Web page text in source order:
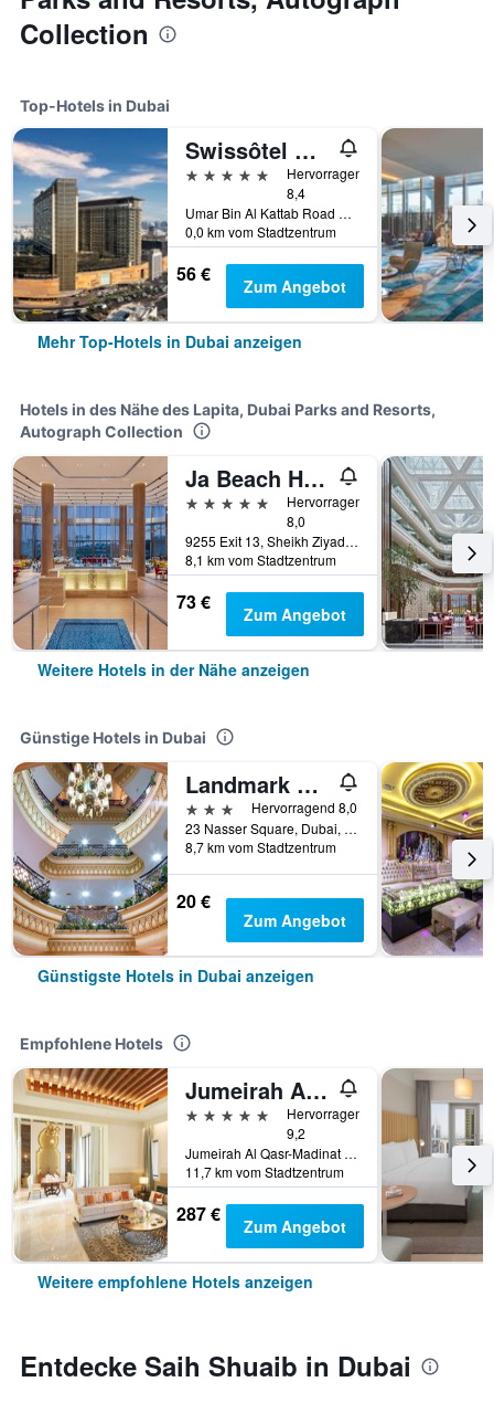
Collection
Top-Hotels in Dubai
Swissôtel Al Ghurair
5 Sterne
Hervorragend
8,4
Umar Bin Al Kattab Road 42933166, 42933166, Dubai, Vereinigte Arabische Emirate
0,0 km vom Stadtzentrum
56 € Zum Angebot
Mehr Top-Hotels in Dubai anzeigen
Hotels in des Nähe des Lapita, Dubai Parks and Resorts,
Autograph Collection
Ja Beach Hotel, Dubai
5 Sterne
Hervorragend
8,0
9255 Exit 13, Sheikh Ziyad Road, (Within JA The Resort, Jebel Ali Beach, Jebel Ali,) Dubai, Dubai, Vereinigte Arabische Emirate
8,1 km vom Stadtzentrum
73 € Zum Angebot
Weitere Hotels in der Nähe anzeigen
Günstige Hotels in Dubai
Landmark Plaza Hotel
3 Sterne
Hervorragend 8,0
23 Nasser Square, Dubai, Vereinigte Arabische Emirate
8,7 km vom Stadtzentrum
20 €
Zum Angebot
Günstigste Hotels in Dubai anzeigen
Empfohlene Hotels
Jumeirah Al Qasr Dubai
5 Sterne
Hervorragend
9,2
Jumeirah Al Qasr-Madinat Jumeirah, PO Box 75157, Dubai, Vereinigte Arabische Emirate
11,7 km vom Stadtzentrum
287 € Zum Angebot
Weitere empfohlene Hotels anzeigen
Entdecke Saih Shuaib in Dubai